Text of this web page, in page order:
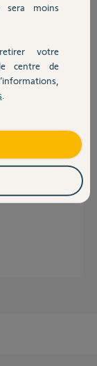
en mode "total"
sera moins
votre
centre de